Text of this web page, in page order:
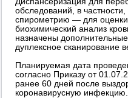
обследований, в
спирометрию — для
биохимический анализ
назначены
дуплексное сканирование
Планируемая дата
согласно Приказу от
ранее 60 дней после
коронавирусную инфекцию.